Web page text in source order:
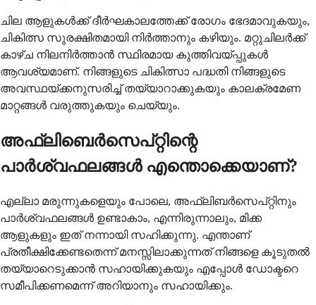
ചില ആളുകൾക്ക് ദീർഘകാലത്തേക്ക് രോഗം ഭേദമാവുകയും,
ചികിത്സ സുരക്ഷിതമായി നിർത്താനും കഴിയും. മറ്റുചിലർക്ക്
കാഴ്ച നിലനിർത്താൻ സ്ഥിരമായ കുത്തിവയ്പ്പുകൾ
ആവശ്യമാണ്. നിങ്ങളുടെ ചികിത്സാ പദ്ധതി നിങ്ങളുടെ
അവസ്ഥയ്ക്കനുസരിച്ച് തയ്യാറാക്കുകയും കാലക്രമേണ
മാറ്റങ്ങൾ വരുത്തുകയും ചെയ്യും.
അഫ്‌ലിബെർസെപ്റ്റിന്റെ
പാർശ്വഫലങ്ങൾ എന്തൊക്കെയാണ്?
എല്ലാ മരുന്നുകളെയും പോലെ, അഫ്‌ലിബർസെപ്റ്റിനും
പാർശ്വഫലങ്ങൾ ഉണ്ടാകാം, എന്നിരുന്നാലും, മിക്ക
ആളുകളും ഇത് നന്നായി സഹിക്കുന്നു. എന്താണ്
പ്രതീക്ഷിക്കേണ്ടതെന്ന് മനസ്സിലാക്കുന്നത് നിങ്ങളെ കൂടുതൽ
തയ്യാറെടുക്കാൻ സഹായിക്കുകയും എപ്പോൾ ഡോക്ടറെ
സമീപിക്കണമെന്ന് അറിയാനും സഹായിക്കും.